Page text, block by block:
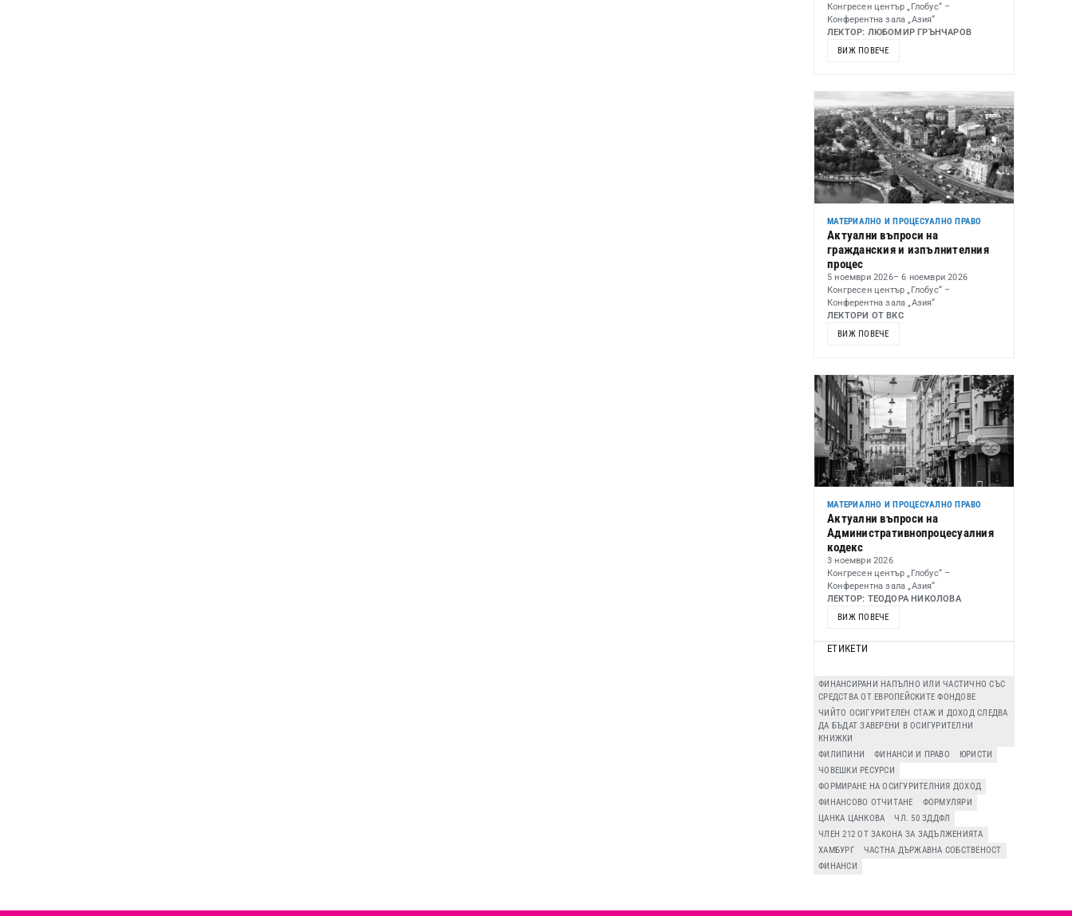
Конгресен център „Глобус“ –
Конферентна зала „Азия“
ЛЕКТОР: ЛЮБОМИР ГРЪНЧАРОВ
ВИЖ ПОВЕЧЕ
МАТЕРИАЛНО И ПРОЦЕСУАЛНО ПРАВО
Актуални въпроси на
гражданския и изпълнителния
процес
5 ноември 2026– 6 ноември 2026
Конгресен център „Глобус“ –
Конферентна зала „Азия“
ЛЕКТОРИ ОТ ВКС
ВИЖ ПОВЕЧЕ
МАТЕРИАЛНО И ПРОЦЕСУАЛНО ПРАВО
Актуални въпроси на
Административнопроцесуалния
кодекс
3 ноември 2026
Конгресен център „Глобус“ –
Конферентна зала „Азия“
ЛЕКТОР: ТЕОДОРА НИКОЛОВА
ВИЖ ПОВЕЧЕ
ЕТИКЕТИ
ФИНАНСИРАНИ НАПЪЛНО ИЛИ ЧАСТИЧНО СЪС
СРЕДСТВА ОТ ЕВРОПЕЙСКИТЕ ФОНДОВЕ
ЧИЙТО ОСИГУРИТЕЛЕН СТАЖ И ДОХОД СЛЕДВА
ДА БЪДАТ ЗАВЕРЕНИ В ОСИГУРИТЕЛНИ
КНИЖКИ
ФИЛИПИНИ
ФИНАНСИ И ПРАВО
ЮРИСТИ
ЧОВЕШКИ РЕСУРСИ
ФОРМИРАНЕ НА ОСИГУРИТЕЛНИЯ ДОХОД
ФИНАНСОВО ОТЧИТАНЕ
ФОРМУЛЯРИ
ЦАНКА ЦАНКОВА
ЧЛ. 50 ЗДДФЛ
ЧЛЕН 212 ОТ ЗАКОНА ЗА ЗАДЪЛЖЕНИЯТА
ХАМБУРГ
ЧАСТНА ДЪРЖАВНА СОБСТВЕНОСТ
ФИНАНСИ